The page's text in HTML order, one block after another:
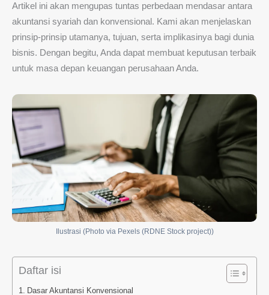
Artikel ini akan mengupas tuntas perbedaan mendasar antara
akuntansi syariah dan konvensional. Kami akan menjelaskan
prinsip-prinsip utamanya, tujuan, serta implikasinya bagi dunia
bisnis. Dengan begitu, Anda dapat membuat keputusan terbaik
untuk masa depan keuangan perusahaan Anda.
Ilustrasi (Photo via Pexels (RDNE Stock project))
Daftar isi
Dasar Akuntansi Konvensional